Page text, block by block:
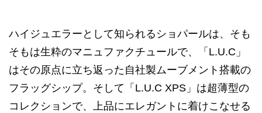
ハイジュエラーとして知られるショパールは、そも
そもは生粋のマニュファクチュールで、「L.U.C」
はその原点に立ち返った自社製ムーブメント搭載の
フラッグシップ。そして「L.U.C XPS」は超薄型の
コレクションで、上品にエレガントに着けこなせる